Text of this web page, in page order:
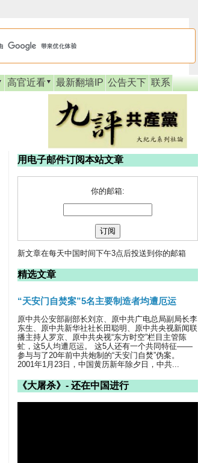
高官近看 最新翻墙IP 公告天下 联系
用电子邮件订阅本站文章
你的邮箱:
新文章在每天中国时间下午3点后投送到你的邮箱
精选文章
“天安门自焚案”5名主要制造者均遭厄运
原中共公安部副部长刘京、原中共广电总局副局长李
东生、原中共新华社社长田聪明、原中共央视新闻联
播主持人罗京、原中共央视“东方时空”栏目主管陈
虻，这5人均遭厄运。 这5人还有一个共同特征——
参与与了20年前中共炮制的“天安门自焚”伪案。
2001年1月23日，中国黄历新年除夕日，中共...
《大屠杀》- 还在中国进行